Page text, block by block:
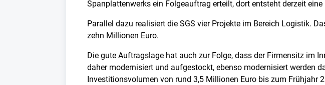
Spanplattenwerks ein Folgeauftrag erteilt, dort entsteht derzeit eine
Parallel dazu realisiert die SGS vier Projekte im Bereich Logistik.
zehn Millionen Euro.
Die gute Auftragslage hat auch zur Folge, dass der Firmensitz im
daher modernisiert und aufgestockt, ebenso modernisiert werden
Investitionsvolumen von rund 3,5 Millionen Euro bis zum Frühjahr